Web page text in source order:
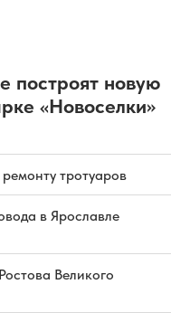
построят новую
«Новоселки»
тротуаров
в Ярославле
Великого